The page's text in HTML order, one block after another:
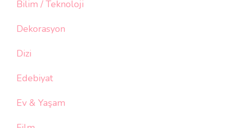
Bilim / Teknoloji
Dekorasyon
Dizi
Edebiyat
Ev & Yaşam